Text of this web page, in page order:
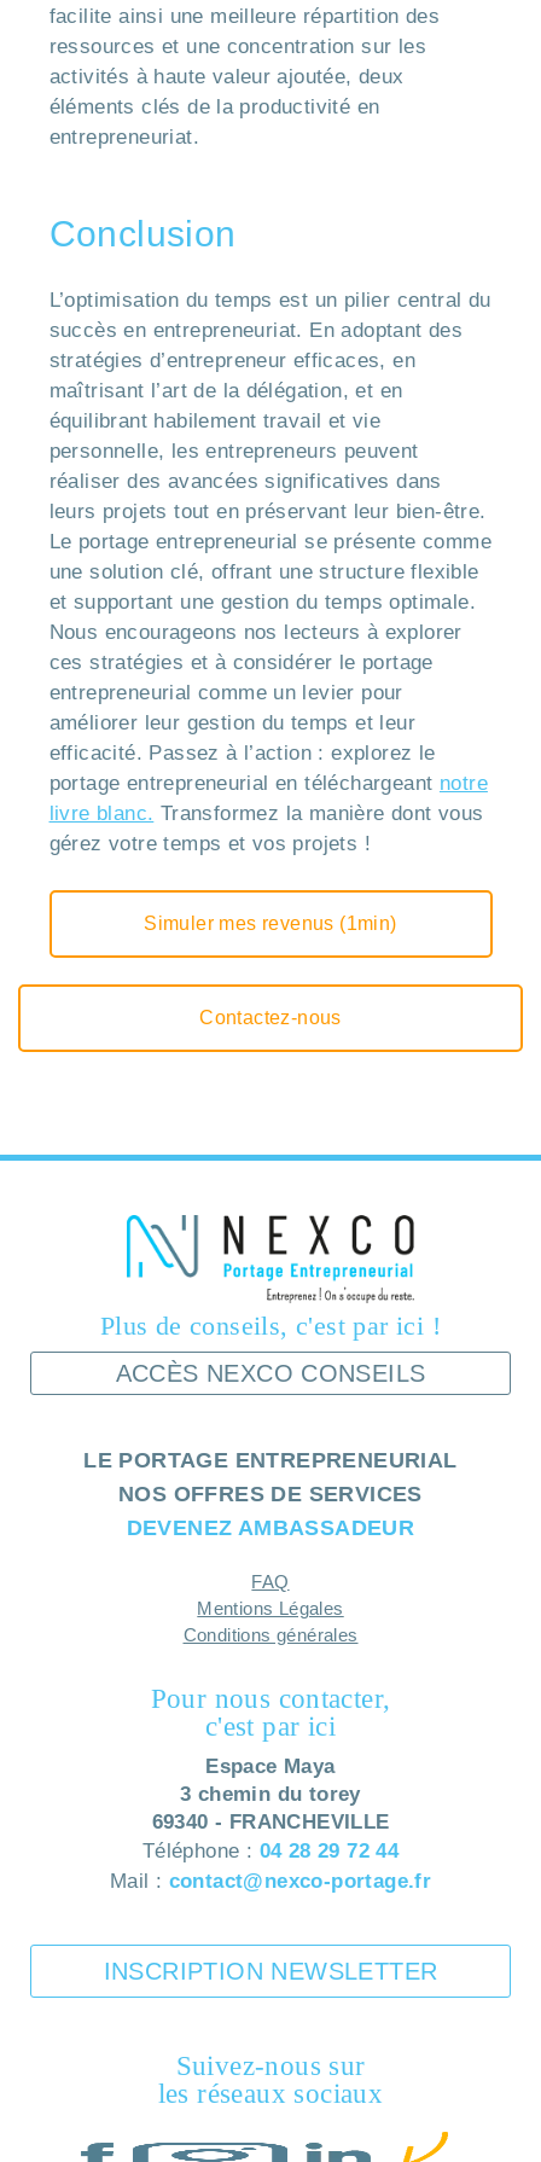
facilite ainsi une meilleure répartition des
ressources et une concentration sur les
activités à haute valeur ajoutée, deux
éléments clés de la productivité en
entrepreneuriat.
Conclusion
L’optimisation du temps est un pilier central du
succès en entrepreneuriat. En adoptant des
stratégies d’entrepreneur efficaces, en
maîtrisant l’art de la délégation, et en
équilibrant habilement travail et vie
personnelle, les entrepreneurs peuvent
réaliser des avancées significatives dans
leurs projets tout en préservant leur bien-être.
Le portage entrepreneurial se présente comme
une solution clé, offrant une structure flexible
et supportant une gestion du temps optimale.
Nous encourageons nos lecteurs à explorer
ces stratégies et à considérer le portage
entrepreneurial comme un levier pour
améliorer leur gestion du temps et leur
efficacité. Passez à l’action : explorez le
portage entrepreneurial en téléchargeant notre
livre blanc. Transformez la manière dont vous
gérez votre temps et vos projets !
Simuler mes revenus (1min)
Contactez-nous
Plus de conseils, c'est par ici !
ACCÈS NEXCO CONSEILS
LE PORTAGE ENTREPRENEURIAL
NOS OFFRES DE SERVICES
DEVENEZ AMBASSADEUR
FAQ
Mentions Légales
Conditions générales
Pour nous contacter,
c'est par ici
Espace Maya
3 chemin du torey
69340 - FRANCHEVILLE
Téléphone : 04 28 29 72 44
Mail : contact@nexco-portage.fr
INSCRIPTION NEWSLETTER
Suivez-nous sur
les réseaux sociaux